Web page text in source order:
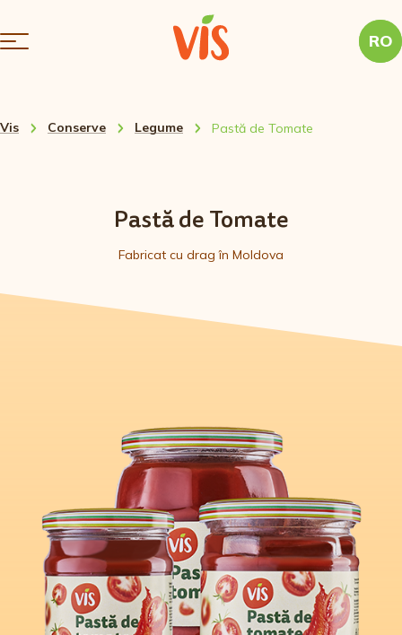
RO
Vis Conserve Legume Pastă de Tomate
Pastă de Tomate
Fabricat cu drag în Moldova